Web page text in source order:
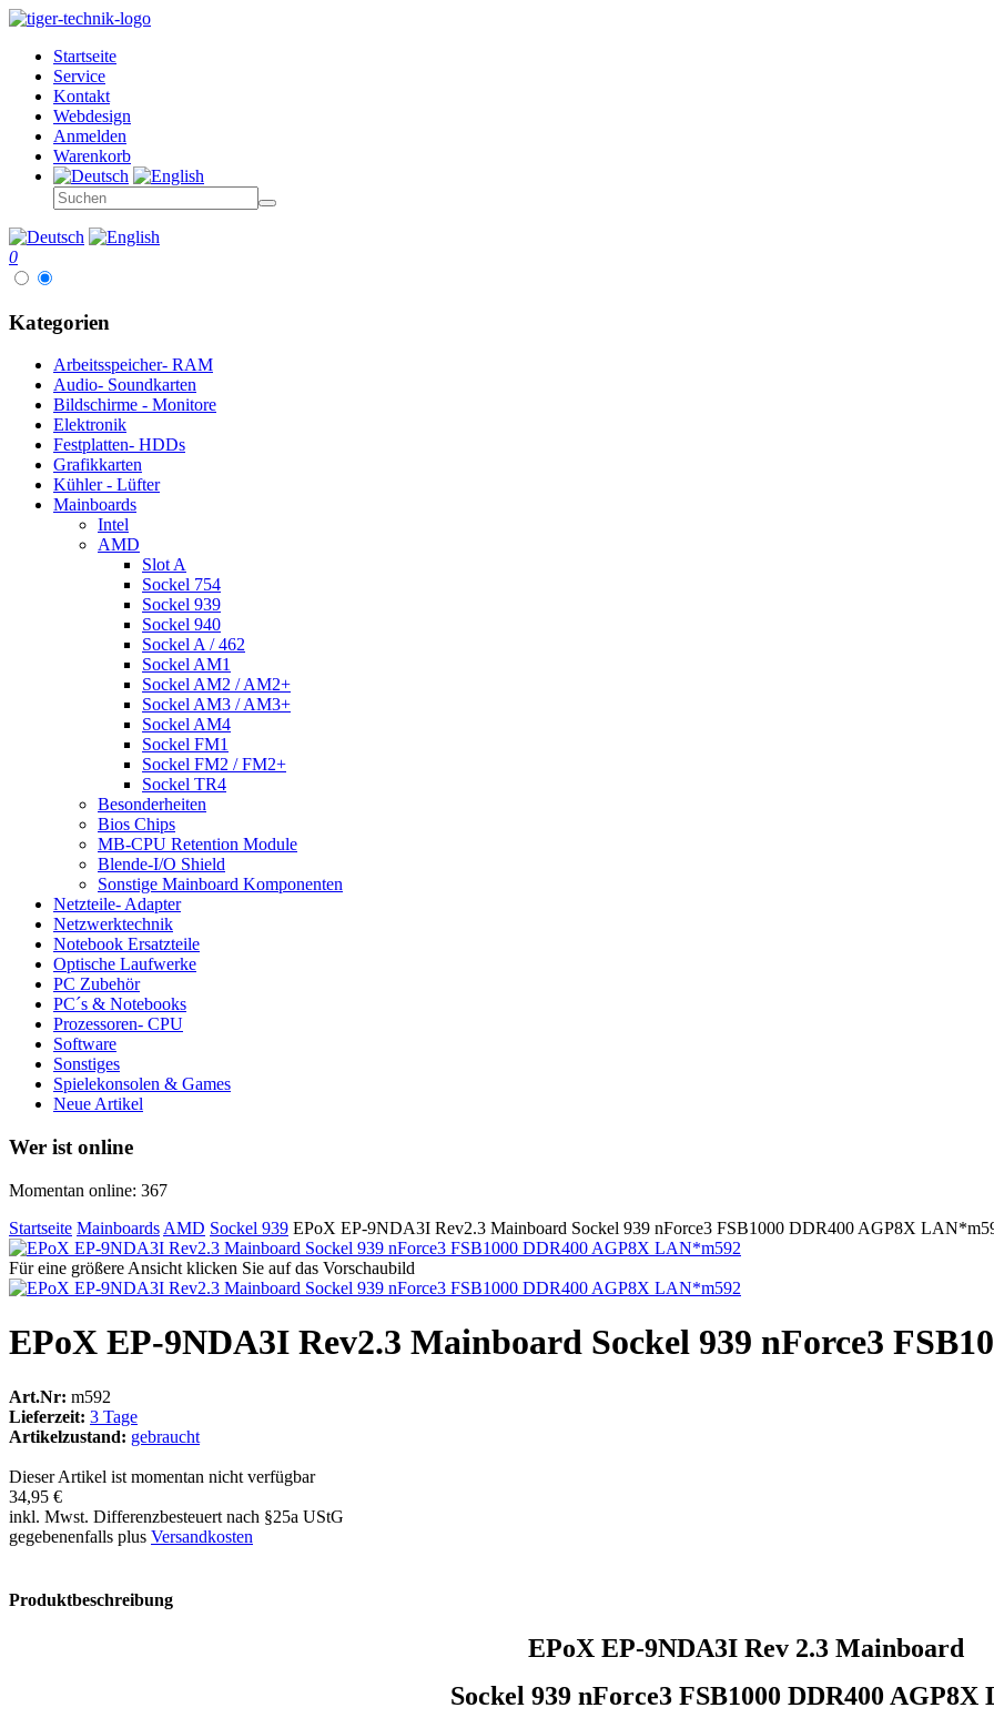
Startseite
Service
Kontakt
Webdesign
Anmelden
Warenkorb
0
Kategorien
Arbeitsspeicher- RAM
Audio- Soundkarten
Bildschirme - Monitore
Elektronik
Festplatten- HDDs
Grafikkarten
Kühler - Lüfter
Mainboards
Intel
AMD
Slot A
Sockel 754
Sockel 939
Sockel 940
Sockel A / 462
Sockel AM1
Sockel AM2 / AM2+
Sockel AM3 / AM3+
Sockel AM4
Sockel FM1
Sockel FM2 / FM2+
Sockel TR4
Besonderheiten
Bios Chips
MB-CPU Retention Module
Blende-I/O Shield
Sonstige Mainboard Komponenten
Netzteile- Adapter
Netzwerktechnik
Notebook Ersatzteile
Optische Laufwerke
PC Zubehör
PC´s & Notebooks
Prozessoren- CPU
Software
Sonstiges
Spielekonsolen & Games
Neue Artikel
Wer ist online
Momentan online: 367
Startseite Mainboards AMD Sockel 939 EPoX EP-9NDA3I Rev2.3 Mainboard Sockel 939 nForce3 FSB1000 DDR400 AGP8X
Für eine größere Ansicht klicken Sie auf das Vorschaubild
EPoX EP-9NDA3I Rev2.3 Mainboard Sockel 939 nForce3
Art.Nr: m592
Lieferzeit: 3 Tage
Artikelzustand: gebraucht
Dieser Artikel ist momentan nicht verfügbar
34,95 €
inkl. Mwst. Differenzbesteuert nach §25a UStG
gegebenenfalls plus Versandkosten
Produktbeschreibung
EPoX EP-9NDA3I Rev 2.3 Mainboard
Sockel 939 nForce3 FSB1000 DDR400 AGP8X